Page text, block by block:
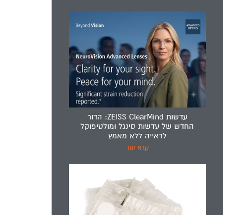
עדשות ZEISS ClearMind: הדור
החדש של עדשות סינגל ומולטיפוקל
לראייה ללא מאמץ
קרא עוד